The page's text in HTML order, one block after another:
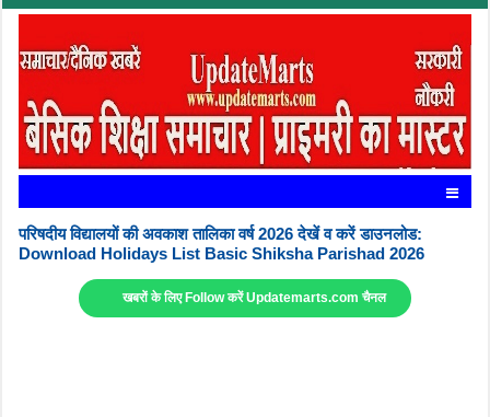
परिषदीय विद्यालयों की अवकाश तालिका वर्ष 2026 देखें व करें डाउनलोड:
Download Holidays List Basic Shiksha Parishad 2026
खबरों के लिए Follow करें Updatemarts.com चैनल